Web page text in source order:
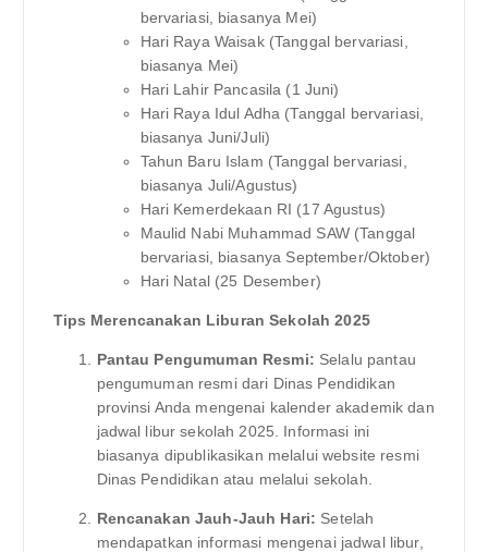
bervariasi, biasanya Mei)
Hari Raya Waisak (Tanggal bervariasi,
biasanya Mei)
Hari Lahir Pancasila (1 Juni)
Hari Raya Idul Adha (Tanggal bervariasi,
biasanya Juni/Juli)
Tahun Baru Islam (Tanggal bervariasi,
biasanya Juli/Agustus)
Hari Kemerdekaan RI (17 Agustus)
Maulid Nabi Muhammad SAW (Tanggal
bervariasi, biasanya September/Oktober)
Hari Natal (25 Desember)
Tips Merencanakan Liburan Sekolah 2025
Pantau Pengumuman Resmi: Selalu pantau
pengumuman resmi dari Dinas Pendidikan
provinsi Anda mengenai kalender akademik dan
jadwal libur sekolah 2025. Informasi ini
biasanya dipublikasikan melalui website resmi
Dinas Pendidikan atau melalui sekolah.
Rencanakan Jauh-Jauh Hari: Setelah
mendapatkan informasi mengenai jadwal libur,